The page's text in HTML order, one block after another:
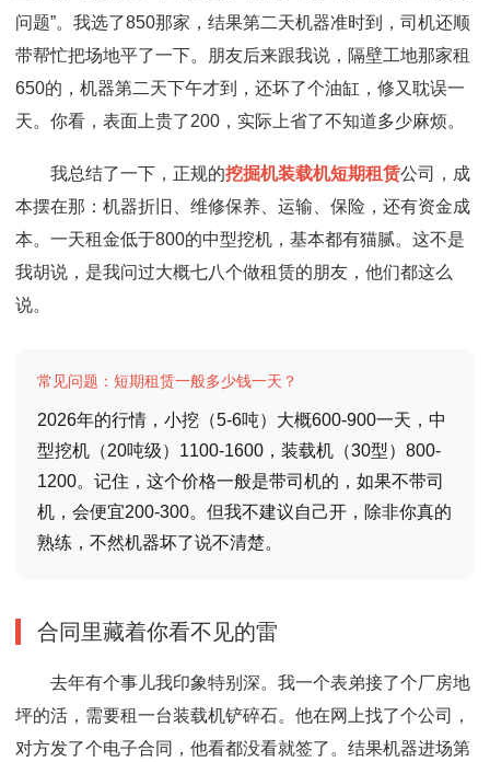
问题”。我选了850那家，结果第二天机器准时到，司机还顺
带帮忙把场地平了一下。朋友后来跟我说，隔壁工地那家租
650的，机器第二天下午才到，还坏了个油缸，修又耽误一
天。你看，表面上贵了200，实际上省了不知道多少麻烦。
我总结了一下，正规的挖掘机装载机短期租赁公司，成
本摆在那：机器折旧、维修保养、运输、保险，还有资金成
本。一天租金低于800的中型挖机，基本都有猫腻。这不是
我胡说，是我问过大概七八个做租赁的朋友，他们都这么
说。
常见问题：短期租赁一般多少钱一天？
2026年的行情，小挖（5-6吨）大概600-900一天，中
型挖机（20吨级）1100-1600，装载机（30型）800-
1200。记住，这个价格一般是带司机的，如果不带司
机，会便宜200-300。但我不建议自己开，除非你真的
熟练，不然机器坏了说不清楚。
合同里藏着你看不见的雷
去年有个事儿我印象特别深。我一个表弟接了个厂房地
坪的活，需要租一台装载机铲碎石。他在网上找了个公司，
对方发了个电子合同，他看都没看就签了。结果机器进场第